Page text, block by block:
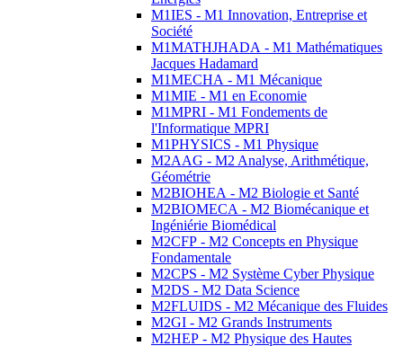
M1IES - M1 Innovation, Entreprise et
Société
M1MATHJHADA - M1 Mathématiques
Jacques Hadamard
M1MECHA - M1 Mécanique
M1MIE - M1 en Economie
M1MPRI - M1 Fondements de
l'Informatique MPRI
M1PHYSICS - M1 Physique
M2AAG - M2 Analyse, Arithmétique,
Géométrie
M2BIOHEA - M2 Biologie et Santé
M2BIOMECA - M2 Biomécanique et
Ingéniérie Biomédical
M2CFP - M2 Concepts en Physique
Fondamentale
M2CPS - M2 Système Cyber Physique
M2DS - M2 Data Science
M2FLUIDS - M2 Mécanique des Fluides
M2GI - M2 Grands Instruments
M2HEP - M2 Physique des Hautes